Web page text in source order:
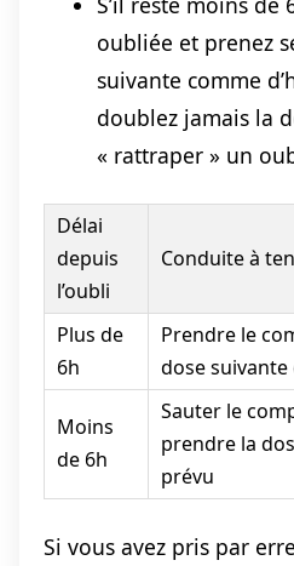
oubliée et prenez
suivante comme
doublez jamais la
« rattraper » un
Délai
depuis
l’oubli
Conduite à
Plus de
6h
Prendre le
dose
Moins
de 6h
Sauter le
prendre la
prévu
Si vous avez pris par